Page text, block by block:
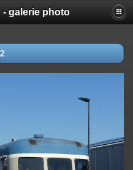
- galerie photo